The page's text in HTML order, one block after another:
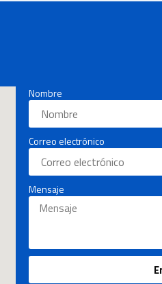
Nombre
Correo electrónico
Mensaje